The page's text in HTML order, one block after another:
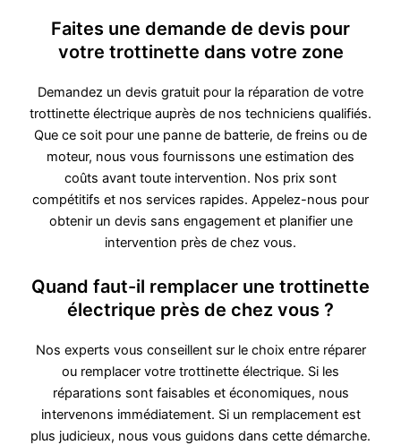
Faites une demande de devis pour
votre trottinette dans votre zone
Demandez un devis gratuit pour la réparation de votre
trottinette électrique auprès de nos techniciens qualifiés.
Que ce soit pour une panne de batterie, de freins ou de
moteur, nous vous fournissons une estimation des
coûts avant toute intervention. Nos prix sont
compétitifs et nos services rapides. Appelez-nous pour
obtenir un devis sans engagement et planifier une
intervention près de chez vous.
Quand faut-il remplacer une trottinette
électrique près de chez vous ?
Nos experts vous conseillent sur le choix entre réparer
ou remplacer votre trottinette électrique. Si les
réparations sont faisables et économiques, nous
intervenons immédiatement. Si un remplacement est
plus judicieux, nous vous guidons dans cette démarche.